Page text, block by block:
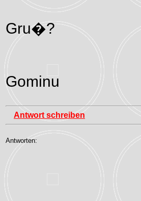
Gru�?
Gominu
Antwort schreiben
Antworten: